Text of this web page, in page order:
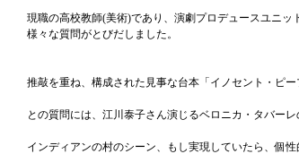
現職の高校教師(美術)であり、演劇プロデュースユニ
様々な質問がとびだしました。
推敲を重ね、構成された見事な台本「イノセント・ピ
との質問には、江川泰子さん演じるベロニカ・タバー
インディアンの村のシーン、もし実現していたら、個性